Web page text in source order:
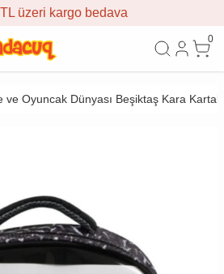
kargo bedava
0
ve Oyuncak Dünyası Beşiktaş Kara